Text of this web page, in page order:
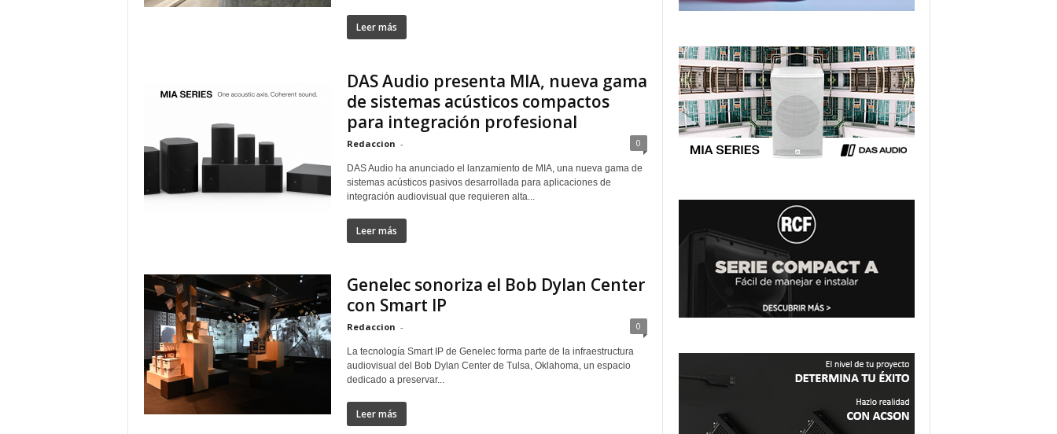
Leer más
DAS Audio presenta MIA, nueva gama
de sistemas acústicos compactos
para integración profesional
Redaccion - 0
DAS Audio ha anunciado el lanzamiento de MIA, una nueva gama de
sistemas acústicos pasivos desarrollada para aplicaciones de
integración audiovisual que requieren alta...
Leer más
Genelec sonoriza el Bob Dylan Center
con Smart IP
Redaccion - 0
La tecnología Smart IP de Genelec forma parte de la infraestructura
audiovisual del Bob Dylan Center de Tulsa, Oklahoma, un espacio
dedicado a preservar...
Leer más